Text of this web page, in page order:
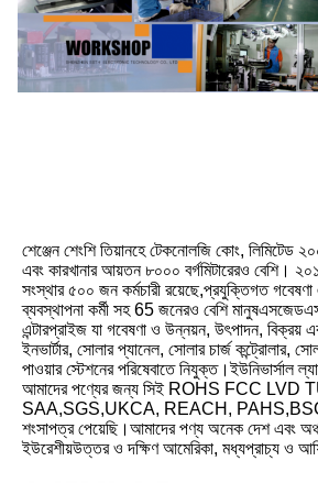
শেঞ্জেন শেংশি তিয়ানহে টেকনোলজি কোং, লিমিটেড
এবং কারখানার আয়তন ৮০০০ বর্গমিটারেরও বেশি।
সংস্থার ৫০০ জন কর্মচারী রয়েছে,প্রযুক্তিগত
ব্যবস্থাপনা কর্মী সহ 65 জনেরও বেশি
এন্টারপ্রাইজ যা গবেষণা ও উন্নয়ন, উৎপাদন, বিক্রয়
ইনভার্টার, সোলার প্যানেল, সোলার চার্জ কন্ট্রোলার,
পাওয়ার স্টেশনের পরিষেবাতে নিযুক্ত।ইউনিভার্সাল
আমাদের পণ্যের জন্য সিই ROHS FCC LVD
SAA,SGS,UKCA, REACH,
শংসাপত্র পেয়েছি।আমাদের পণ্য অনেক দেশ এবং
ইউরেশীয়উত্তর ও দক্ষিণ আমেরিকা, মধ্যপ্রাচ্য ও